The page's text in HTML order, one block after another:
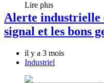
Lire plus
Alerte industrielle
signal et les bons
il y a 3 mois
Industriel